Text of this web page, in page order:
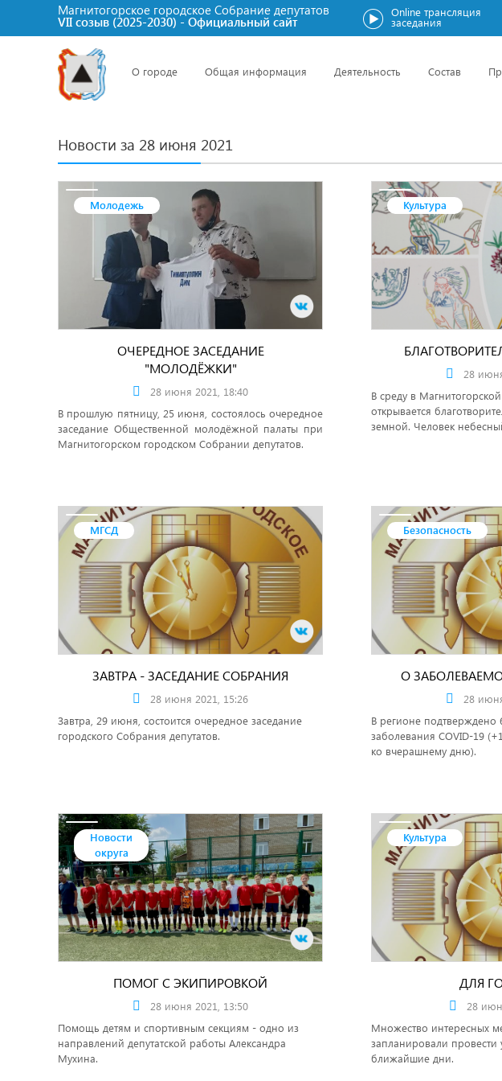
Магнитогорское городское Cобрание депутатов
VII созыв (2025-2030) - Официальный сайт
Online трансляция
заседания
О городе Общая информация Деятельность Состав
Новости за 28 июня 2021
Молодежь
ОЧЕРЕДНОЕ ЗАСЕДАНИЕ
"МОЛОДЁЖКИ"
28 июня 2021, 18:40
В прошлую пятницу, 25 июня, состоялось очередное
заседание Общественной молодёжной палаты при
Магнитогорском городском Собрании депутатов.
Культура
28
В среду в
открывается
земной. Человек
МГСД
ЗАВТРА - ЗАСЕДАНИЕ СОБРАНИЯ
28 июня 2021, 15:26
Завтра, 29 июня, состоится очередное заседание
городского Собрания депутатов.
Безопасность
О
28
В регионе подтверждено
заболевания COVID-19
ко вчерашнему дню).
Новости
округа
ПОМОГ С ЭКИПИРОВКОЙ
28 июня 2021, 13:50
Помощь детям и спортивным секциям - одно из
направлений депутатской работы Александра
Мухина.
Культура
ДЛЯ
28
Множество интересных
запланировали провести
ближайшие дни.